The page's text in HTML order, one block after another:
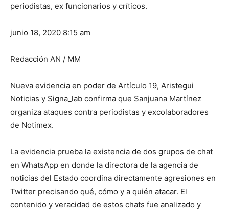
periodistas, ex funcionarios y críticos.
junio 18, 2020 8:15 am
Redacción AN / MM
Nueva evidencia en poder de Artículo 19, Aristegui
Noticias y Signa_lab confirma que Sanjuana Martínez
organiza ataques contra periodistas y excolaboradores
de Notimex.
La evidencia prueba la existencia de dos grupos de chat
en WhatsApp en donde la directora de la agencia de
noticias del Estado coordina directamente agresiones en
Twitter precisando qué, cómo y a quién atacar. El
contenido y veracidad de estos chats fue analizado y